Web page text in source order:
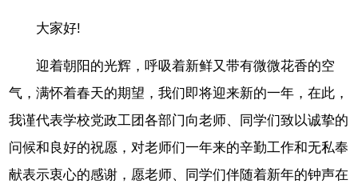
大家好!
迎着朝阳的光辉，呼吸着新鲜又带有微微花香的空
气，满怀着春天的期望，我们即将迎来新的一年，在此，
我谨代表学校党政工团各部门向老师、同学们致以诚挚的
问候和良好的祝愿，对老师们一年来的辛勤工作和无私奉
献表示衷心的感谢，愿老师、同学们伴随着新年的钟声在